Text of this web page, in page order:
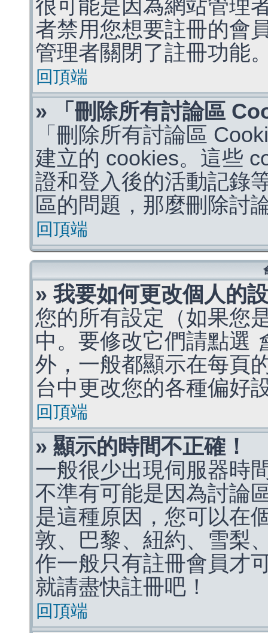
很可能是因為網站管理
者禁用您想要註冊的會
管理者關閉了註冊功能
回頂端
» 「刪除所有討論區
「刪除所有討論區
建立的 cookies。這些
證和登入後的活動記錄
區的問題，那麼刪除討
回頂端
» 我要如何更改個人的
您的所有設定（如果您
中。要修改它們請點選
外，一般都顯示在每頁
台中更改您的各種偏好
回頂端
» 顯示的時間不正確！
一般很少出現伺服器時
不準有可能是因為討論
是這種原因，您可以在
敦、巴黎、紐約、雪梨
作一般只有註冊會員才
就請盡快註冊吧！
回頂端